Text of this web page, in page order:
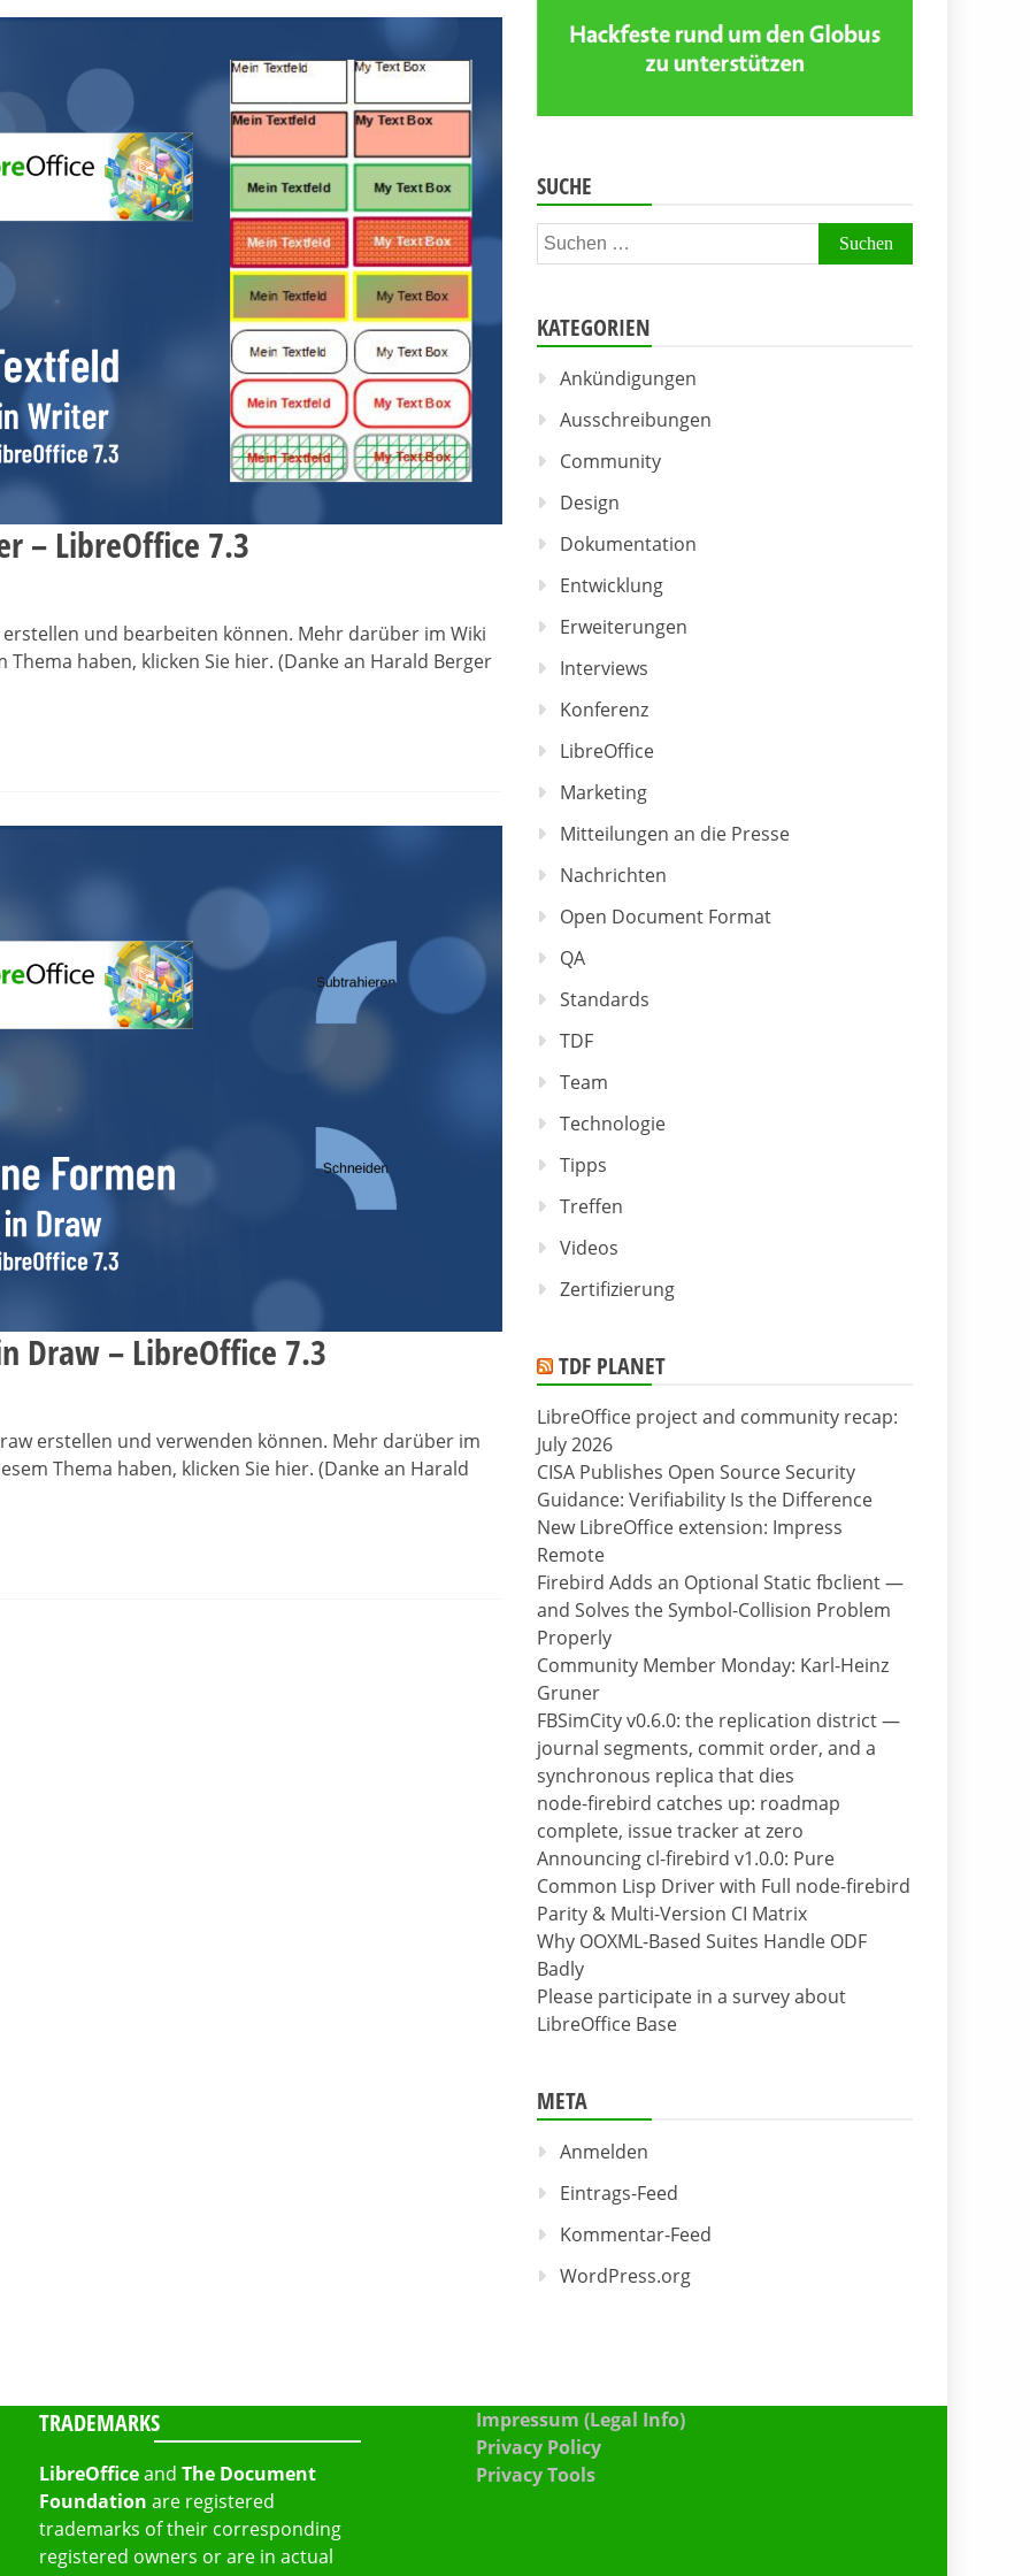
– LibreOffice 7.3
und bearbeiten können. Mehr darüber im Wiki
haben, klicken Sie hier. (Danke an Harald Berger
Draw – LibreOffice 7.3
erstellen und verwenden können. Mehr darüber im
Thema haben, klicken Sie hier. (Danke an Harald
SUCHE
Suchen
nach:
KATEGORIEN
Ankündigungen
Ausschreibungen
Community
Design
Dokumentation
Entwicklung
Erweiterungen
Interviews
Konferenz
LibreOffice
Marketing
Mitteilungen an die Presse
Nachrichten
Open Document Format
QA
Standards
TDF
Team
Technologie
Tipps
Treffen
Videos
Zertifizierung
TDF PLANET
LibreOffice project and community recap:
July 2026
CISA Publishes Open Source Security
Guidance: Verifiability Is the Difference
New LibreOffice extension: Impress
Remote
Firebird Adds an Optional Static fbclient —
and Solves the Symbol-Collision Problem
Properly
Community Member Monday: Karl-Heinz
Gruner
FBSimCity v0.6.0: the replication district —
journal segments, commit order, and a
synchronous replica that dies
node-firebird catches up: roadmap
complete, issue tracker at zero
Announcing cl-firebird v1.0.0: Pure
Common Lisp Driver with Full node-firebird
Parity & Multi-Version CI Matrix
Why OOXML-Based Suites Handle ODF
Badly
Please participate in a survey about
LibreOffice Base
META
Anmelden
Eintrags-Feed
Kommentar-Feed
WordPress.org
TRADEMARKS
LibreOfficeand The Document
Foundation are registered
trademarks of their corresponding
registered owners or are in actual
Impressum (Legal Info)
Privacy Policy
Privacy Tools